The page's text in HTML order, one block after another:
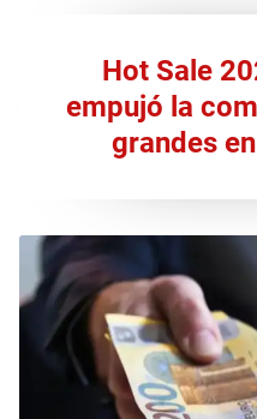
Hot Sale
empujó la
grandes